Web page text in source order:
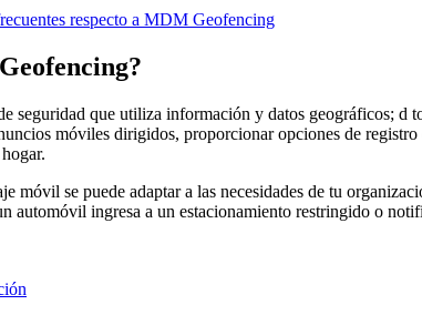
respecto a MDM Geofencing
seguridad que utiliza información y datos geográficos; d
móviles dirigidos, proporcionar opciones de
móvil se puede adaptar a las necesidades de tu
automóvil ingresa a un estacionamiento restringido o